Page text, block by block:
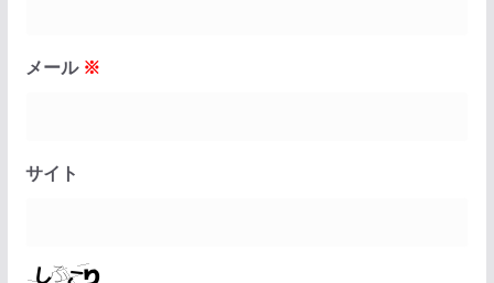
メール ※
サイト